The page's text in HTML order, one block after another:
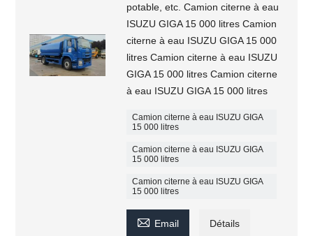
potable, etc. Camion citerne à eau
ISUZU GIGA 15 000 litres Camion
citerne à eau ISUZU GIGA 15 000
litres Camion citerne à eau ISUZU
GIGA 15 000 litres Camion citerne
à eau ISUZU GIGA 15 000 litres
Camion citerne à eau ISUZU GIGA
15 000 litres
Camion citerne à eau ISUZU GIGA
15 000 litres
Camion citerne à eau ISUZU GIGA
15 000 litres
 Email Détails